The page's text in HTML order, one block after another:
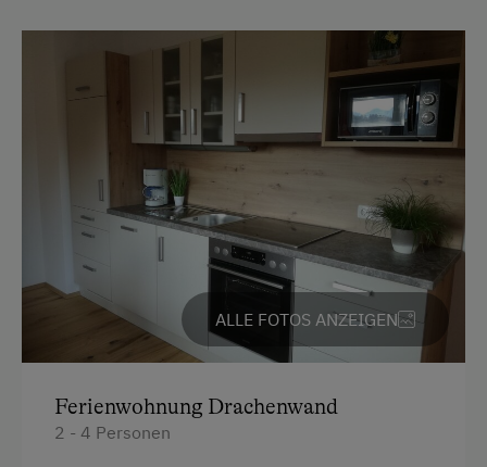
Jogging-Routen
Liegewiese
Nordic Walking
Radwege
Seezugang
Squash
Tennishalle
Wasserskifahren
Kaffeemaschine
Mikrowelle
Toilette
Kühlschrank
Doppelbett (Kingsize)
ALLE FOTOS ANZEIGEN
Ferienwohnung Drachenwand
2 - 4 Personen